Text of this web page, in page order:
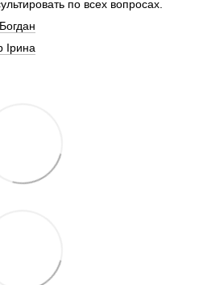
по всех вопросах.
Ірина